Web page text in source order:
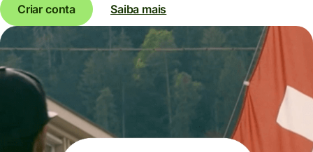
Criar conta
Saiba mais